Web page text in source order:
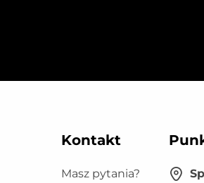
Kontakt
Masz pytania?